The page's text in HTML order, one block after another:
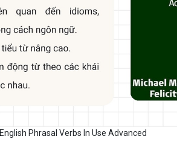
English Phrasal Verbs In Use Advanced